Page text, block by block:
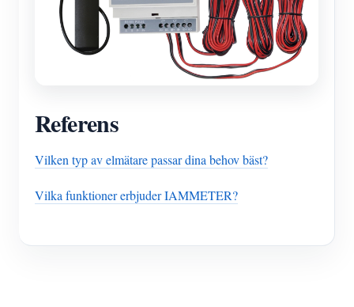
Referens
Vilken typ av elmätare passar dina behov bäst?
Vilka funktioner erbjuder IAMMETER?